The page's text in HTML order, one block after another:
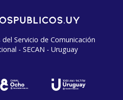
Servicio de Comunicación
- SECAN - Uruguay